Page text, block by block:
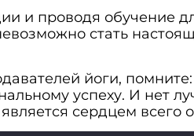
и проводя обучение
стать
йоги,
успеху. И нет
сердцем всего